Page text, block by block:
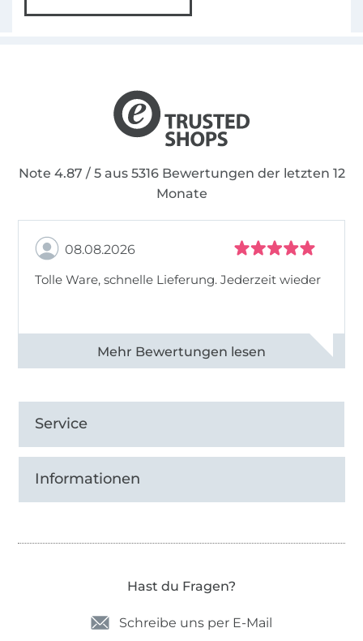
Note 4.87 / 5 aus 5316 Bewertungen der letzten 12
Monate
08.08.2026
Tolle Ware, schnelle Lieferung. Jederzeit wieder
Alle 83013 Bewertungen ansehen
Service
Informationen
Hast du Fragen?
Schreibe uns per E-Mail